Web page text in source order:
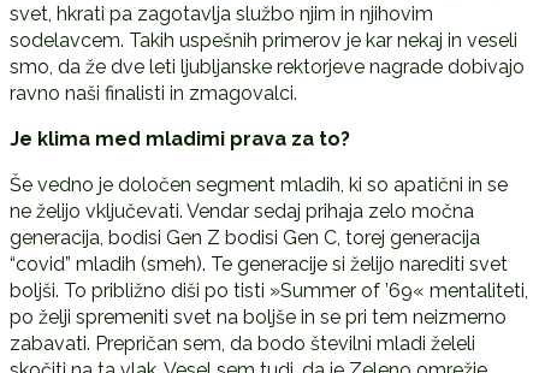
svet, hkrati pa zagotavlja službo njim in njihovim
sodelavcem. Takih uspešnih primerov je kar nekaj in veseli
smo, da že dve leti ljubljanske rektorjeve nagrade dobivajo
ravno naši finalisti in zmagovalci.
Je klima med mladimi prava za to?
Še vedno je določen segment mladih, ki so apatični in se
ne želijo vključevati. Vendar sedaj prihaja zelo močna
generacija, bodisi Gen Z bodisi Gen C, torej generacija
“covid” mladih (smeh). Te generacije si želijo narediti svet
boljši. To približno diši po tisti »Summer of ’69« mentaliteti,
po želji spremeniti svet na boljše in se pri tem neizmerno
zabavati. Prepričan sem, da bodo številni mladi želeli